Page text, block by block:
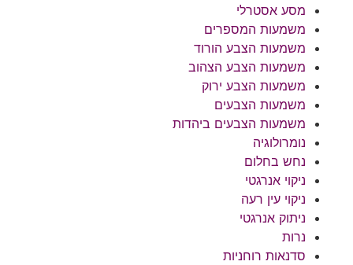
מסע אסטרלי
משמעות המספרים
משמעות הצבע הורוד
משמעות הצבע הצהוב
משמעות הצבע ירוק
משמעות הצבעים
משמעות הצבעים ביהדות
נומרולוגיה
נחש בחלום
ניקוי אנרגטי
ניקוי עין רעה
ניתוק אנרגטי
נרות
סדנאות רוחניות